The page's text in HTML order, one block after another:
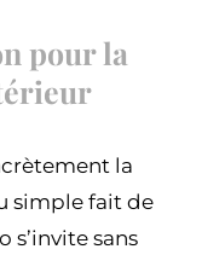
pour la
la
simple fait de
s’invite sans